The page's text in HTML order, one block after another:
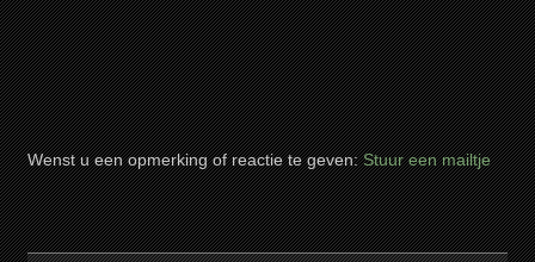
Wenst u een opmerking of reactie te geven:Stuur een mailtje